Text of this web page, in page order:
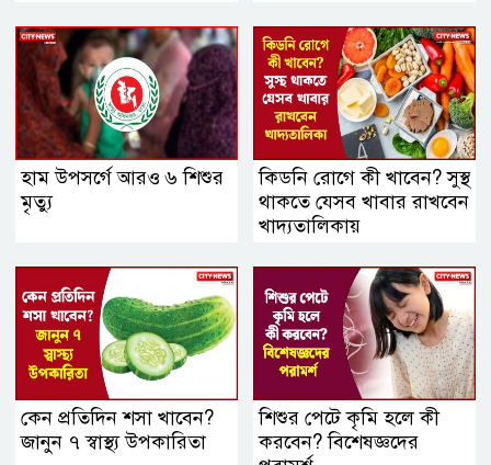
হাম উপসর্গে আরও ৬ শিশুর
মৃত্যু
কিডনি রোগে কী খাবেন? সুস্থ
থাকতে যেসব খাবার রাখবেন
খাদ্যতালিকায়
কেন প্রতিদিন শসা খাবেন?
জানুন ৭ স্বাস্থ্য উপকারিতা
শিশুর পেটে কৃমি হলে কী
করবেন? বিশেষজ্ঞদের